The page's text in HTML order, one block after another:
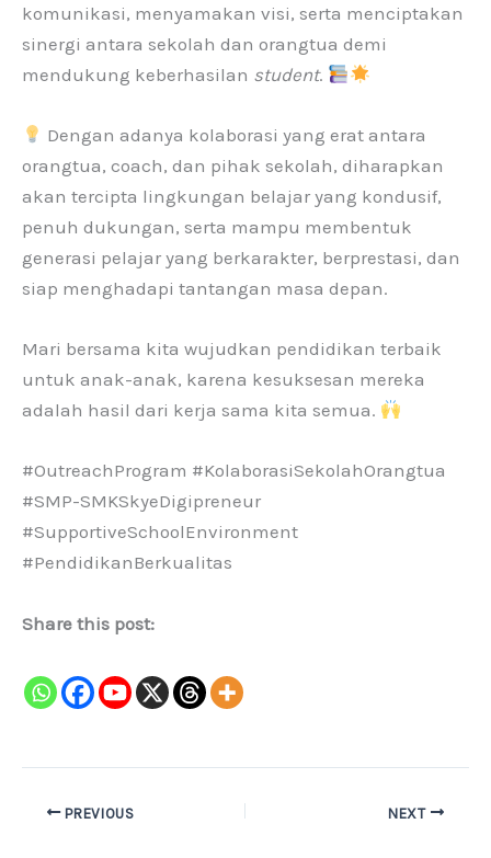
komunikasi, menyamakan visi, serta menciptakan
sinergi antara sekolah dan orangtua demi
mendukung keberhasilan student.
Dengan adanya kolaborasi yang erat antara
orangtua, coach, dan pihak sekolah, diharapkan
akan tercipta lingkungan belajar yang kondusif,
penuh dukungan, serta mampu membentuk
generasi pelajar yang berkarakter, berprestasi, dan
siap menghadapi tantangan masa depan.
Mari bersama kita wujudkan pendidikan terbaik
untuk anak-anak, karena kesuksesan mereka
adalah hasil dari kerja sama kita semua.
#OutreachProgram #KolaborasiSekolahOrangtua
#SMP-SMKSkyeDigipreneur
#SupportiveSchoolEnvironment
#PendidikanBerkualitas
Share this post:
PREVIOUS NEXT